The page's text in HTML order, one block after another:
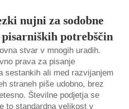
nujni za sodobne
potrebščin
stvar v mnogih uradih.
prava za pisanje
sestankih ali med razvijanjem
straneh piše udobno, brez
Številne podjetja se
to standardna velikost v